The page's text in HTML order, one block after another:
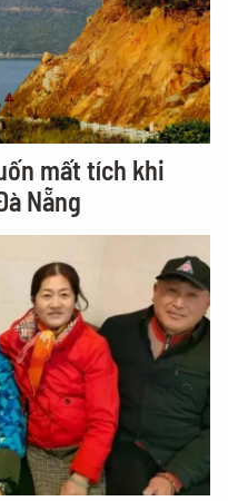
mất tích khi
Nẵng